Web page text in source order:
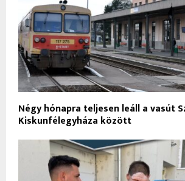
Négy hónapra teljesen leáll a vasút
Kiskunfélegyháza között